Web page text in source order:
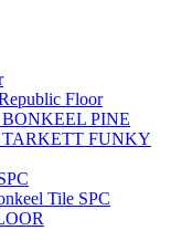
Floor
BONKEEL PINE
TARKETT FUNKY
Tile SPC